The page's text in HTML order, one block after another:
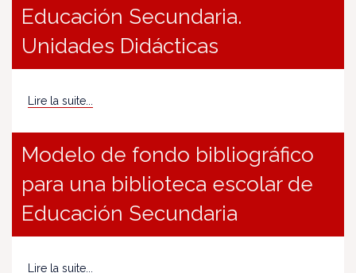
Educación Secundaria.
Unidades Didácticas
Lire la suite...
Modelo de fondo bibliográfico
para una biblioteca escolar de
Educación Secundaria
Lire la suite...